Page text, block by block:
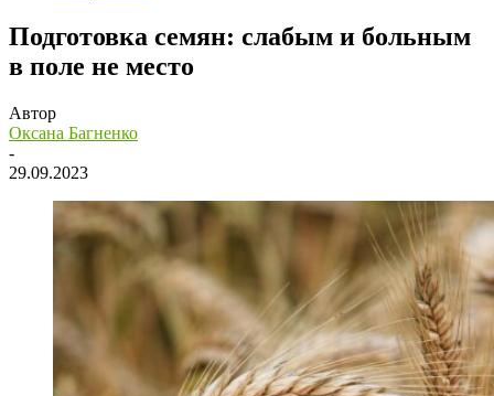
Подготовка семян: слабым и больным
в поле не место
Автор
Оксана Багненко
-
29.09.2023